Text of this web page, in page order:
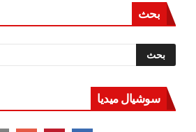
بحث
سوشيال ميديا